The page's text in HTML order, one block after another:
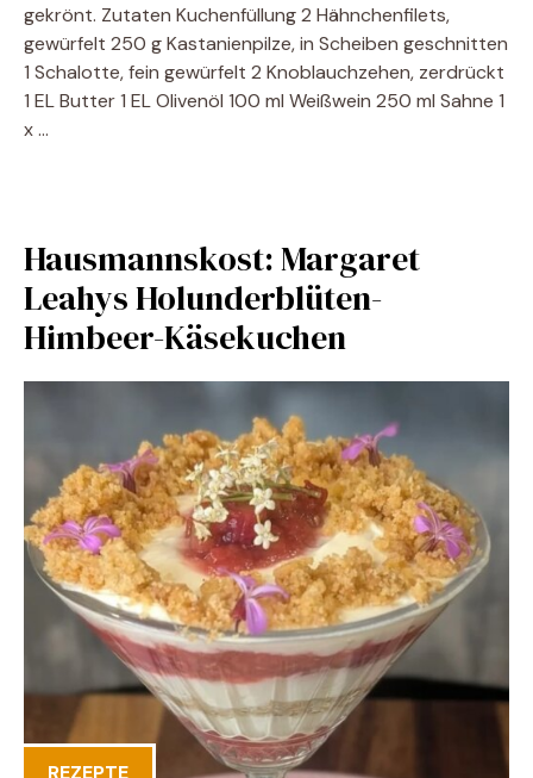
gekrönt. Zutaten Kuchenfüllung 2 Hähnchenfilets,
gewürfelt 250 g Kastanienpilze, in Scheiben geschnitten
1 Schalotte, fein gewürfelt 2 Knoblauchzehen, zerdrückt
1 EL Butter 1 EL Olivenöl 100 ml Weißwein 250 ml Sahne 1
x …
Hausmannskost: Margaret
Leahys Holunderblüten-
Himbeer-Käsekuchen
REZEPTE